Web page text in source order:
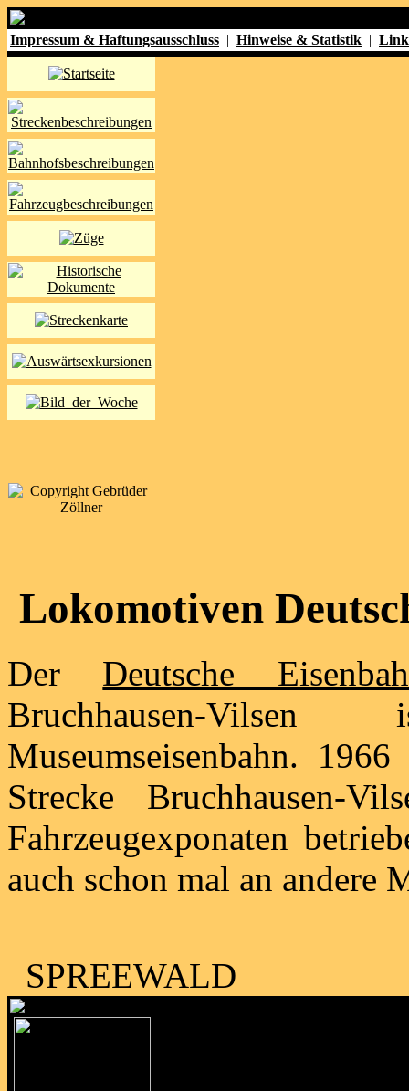
Impressum & Haftungsausschluss | Hinweise & Statistik |
Lokomotiven
Der Deutsche
Bruchhausen-
Museumseisenbahn.
Strecke Bruchhausen-
Fahrzeugexponaten
auch schon mal an andere
SPREEWALD